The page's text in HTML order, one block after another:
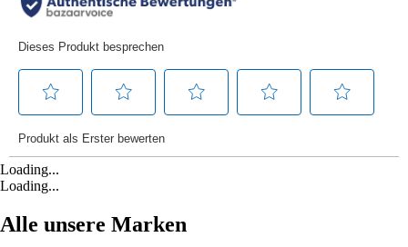
Loading...
Loading...
Alle unsere Marken